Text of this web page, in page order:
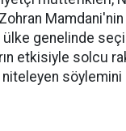
ülke genelinde
etkisiyle solcu
söylemini